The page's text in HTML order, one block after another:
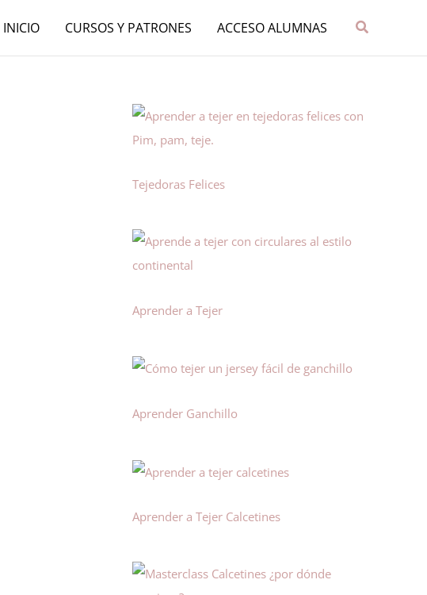
INICIO CURSOS Y PATRONES ACCESO ALUMNAS Buscar
Tejedoras Felices
Aprender a Tejer
Aprender Ganchillo
Aprender a Tejer Calcetines